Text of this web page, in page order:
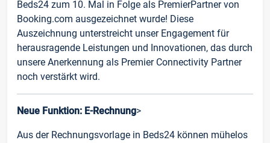
Beds24 zum 10. Mal in Folge als PremierPartner von
Booking.com ausgezeichnet wurde! Diese
Auszeichnung unterstreicht unser Engagement für
herausragende Leistungen und Innovationen, das durch
unsere Anerkennung als Premier Connectivity Partner
noch verstärkt wird.
Neue Funktion: E-Rechnung>
Aus der Rechnungsvorlage in Beds24 können mühelos